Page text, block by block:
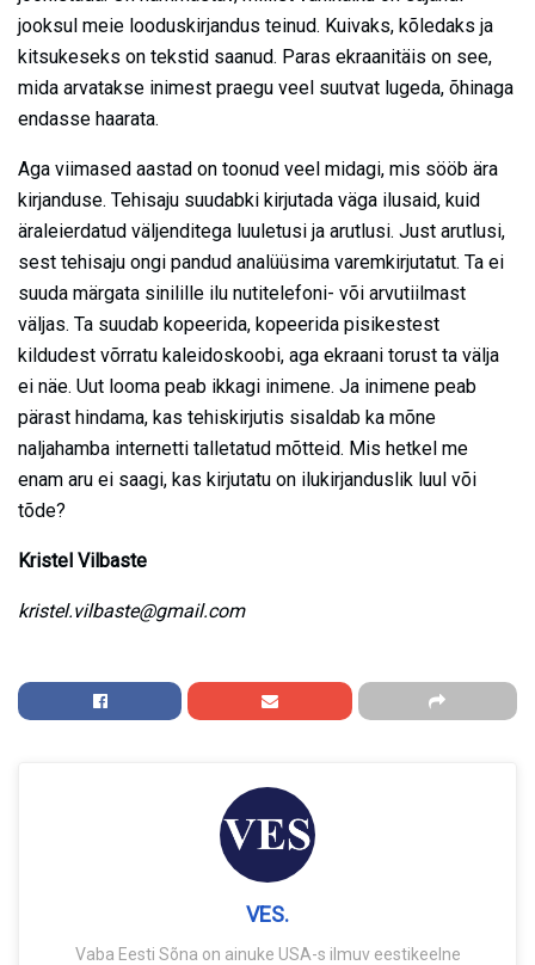
jooksul meie looduskirjandus teinud. Kuivaks, kõledaks ja
kitsukeseks on tekstid saanud. Paras ekraanitäis on see,
mida arvatakse inimest praegu veel suutvat lugeda, õhinaga
endasse haarata.
Aga viimased aastad on toonud veel midagi, mis sööb ära
kirjanduse. Tehisaju suudabki kirjutada väga ilusaid, kuid
äraleierdatud väljenditega luuletusi ja arutlusi. Just arutlusi,
sest tehisaju ongi pandud analüüsima varemkirjutatut. Ta ei
suuda märgata sinilille ilu nutitelefoni- või arvutiilmast
väljas. Ta suudab kopeerida, kopeerida pisikestest
kildudest võrratu kaleidoskoobi, aga ekraani torust ta välja
ei näe. Uut looma peab ikkagi inimene. Ja inimene peab
pärast hindama, kas tehiskirjutis sisaldab ka mõne
naljahamba internetti talletatud mõtteid. Mis hetkel me
enam aru ei saagi, kas kirjutatu on ilukirjanduslik luul või
tõde?
Kristel Vilbaste
kristel.vilbaste@gmail.com
VES.
Vaba Eesti Sõna on ainuke USA-s ilmuv eestikeelne